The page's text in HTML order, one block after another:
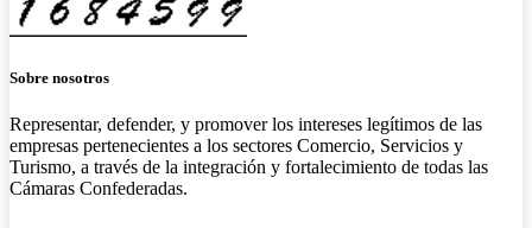
Sobre nosotros
Representar, defender, y promover los intereses legítimos de las
empresas pertenecientes a los sectores Comercio, Servicios y
Turismo, a través de la integración y fortalecimiento de todas las
Cámaras Confederadas.